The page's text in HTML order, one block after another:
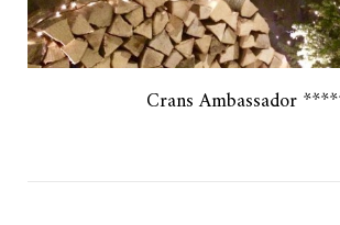
Crans Ambassador